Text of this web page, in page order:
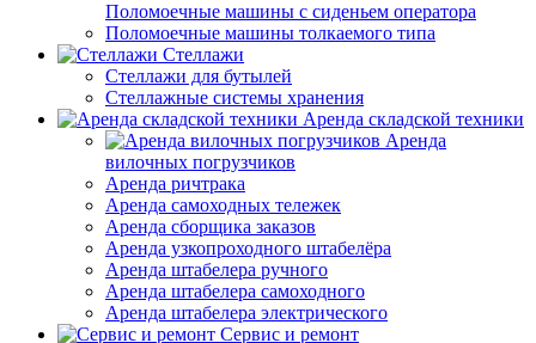
Поломоечные машины с сиденьем оператора
Поломоечные машины толкаемого типа
Стеллажи
Стеллажи для бутылей
Стеллажные системы хранения
Аренда складской техники
Аренда
вилочных погрузчиков
Аренда ричтрака
Аренда самоходных тележек
Аренда сборщика заказов
Аренда узкопроходного штабелёра
Аренда штабелера ручного
Аренда штабелера самоходного
Аренда штабелера электрического
Сервис и ремонт